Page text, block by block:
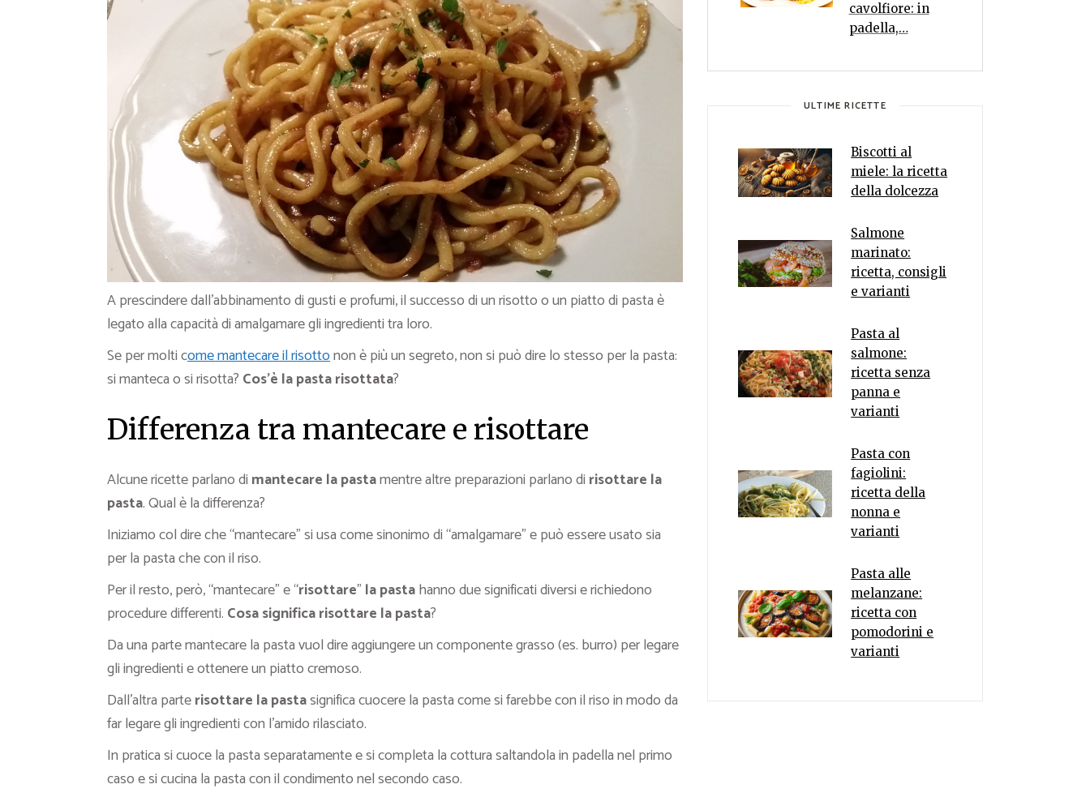
A prescindere dall’abbinamento di gusti e profumi, il successo di un risotto o un piatto di pasta è
legato alla capacità di amalgamare gli ingredienti tra loro.
Se per molti come mantecare il risottonon è più un segreto, non si può dire lo stesso per la pasta:
si manteca o si risotta? Cos’è la pasta risottata?
Differenza tra mantecare e risottare
Alcune ricette parlano di mantecare la pastamentre altre preparazioni parlano di risottare la
pasta. Qual è la differenza?
Iniziamo col dire che “mantecare” si usa come sinonimo di “amalgamare” e può essere usato sia
per la pasta che con il riso.
Per il resto, però, “mantecare” e “risottare” la pastahanno due significati diversi e richiedono
procedure differenti. Cosa significa risottare la pasta?
Da una parte mantecare la pasta vuol dire aggiungere un componente grasso (es. burro) per legare
gli ingredienti e ottenere un piatto cremoso.
Dall’altra parterisottare la pastasignifica cuocere la pasta come si farebbe con il riso in modo da
far legare gli ingredienti con l’amido rilasciato.
In pratica si cuoce la pasta separatamente e si completa la cottura saltandola in padella nel primo
caso e si cucina la pasta con il condimento nel secondo caso.
cavolfiore: in
padella,…
ULTIME RICETTE
Biscotti al
miele: la ricetta
della dolcezza
Salmone
marinato:
ricetta, consigli
e varianti
Pasta al
salmone:
ricetta senza
panna e
varianti
Pasta con
fagiolini:
ricetta della
nonna e
varianti
Pasta alle
melanzane:
ricetta con
pomodorini e
varianti